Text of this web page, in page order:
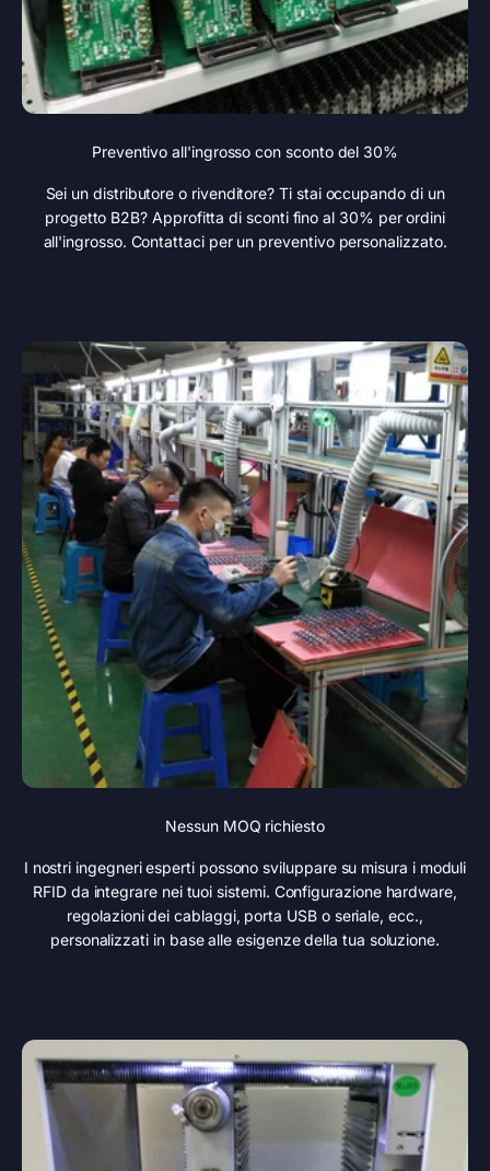
Preventivo all'ingrosso con sconto del 30%
Sei un distributore o rivenditore? Ti stai occupando di un
progetto B2B? Approfitta di sconti fino al 30% per ordini
all'ingrosso. Contattaci per un preventivo personalizzato.
Nessun MOQ richiesto
I nostri ingegneri esperti possono sviluppare su misura i moduli
RFID da integrare nei tuoi sistemi. Configurazione hardware,
regolazioni dei cablaggi, porta USB o seriale, ecc.,
personalizzati in base alle esigenze della tua soluzione.